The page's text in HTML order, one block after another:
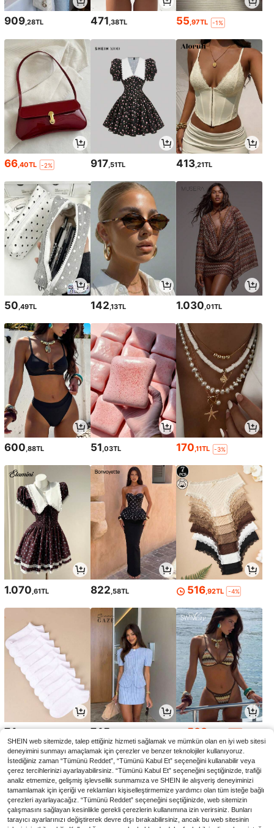
909,28TL 471,38TL 55,97TL -1%
66 ,40TL -2% 917 ,51TL 413 ,21TL
50,49TL 142,13TL 1.030,01TL
600,88TL 51,03TL 170,11TL -3%
1.070 ,61TL 822 ,58TL 516,92TL -4%
74 745 538
SHEIN web sitemizde, talep ettiğiniz hizmeti sağlamak ve mümkün olan en iyi web sitesi
deneyimini sunmayı amaçlamak için çerezler ve benzer teknolojiler kullanıyoruz.
İstediğiniz zaman “Tümünü Reddet”, “Tümünü Kabul Et” seçeneğini kullanabilir veya
çerez tercihlerinizi ayarlayabilirsiniz. “Tümünü Kabul Et” seçeneğini seçtiğinizde, trafiği
analiz etmemize, gelişmiş işlevsellik sunmamıza ve SHEIN ile alışveriş deneyiminizi
tamamlamak için içeriği ve reklamları kişiselleştirmemize yardımcı olan tüm isteğe bağlı
çerezleri ayarlayacağız. “Tümünü Reddet” seçeneğini seçtiğinizde, web sitemizin
çalışmasını sağlayan kesinlikle gerekli çerezlerin kullanımına izin verirsiniz. Bunları
tarayıcı ayarlarınızı değiştirerek devre dışı bırakabilirsiniz, ancak bu web sitesinin